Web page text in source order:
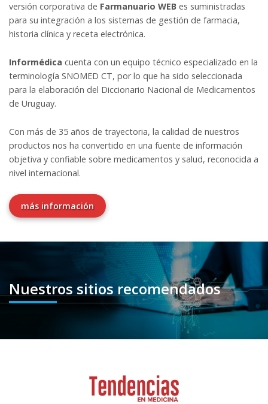
versión corporativa de Farmanuario WEB es suministradas
para su integración a los sistemas de gestión de farmacia,
historia clínica y receta electrónica.
Informédica cuenta con un equipo técnico especializado en la
terminología SNOMED CT, por lo que ha sido seleccionada
para la elaboración del Diccionario Nacional de Medicamentos
de Uruguay.
Con más de 35 años de trayectoria, la calidad de nuestros
productos nos ha convertido en una fuente de información
objetiva y confiable sobre medicamentos y salud, reconocida a
nivel internacional.
más información
Nuestros sitios recomendados